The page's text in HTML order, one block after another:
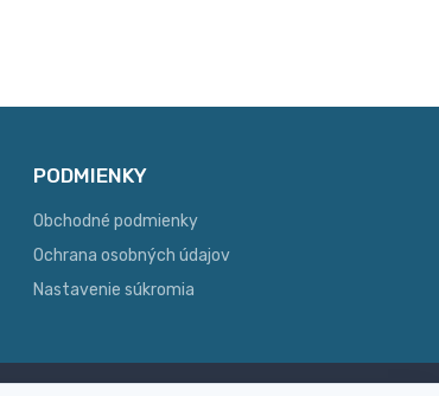
PODMIENKY
Obchodné podmienky
Ochrana osobných údajov
Nastavenie súkromia